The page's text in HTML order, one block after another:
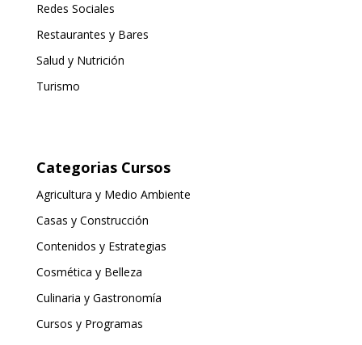
Redes Sociales
Restaurantes y Bares
Salud y Nutrición
Turismo
Categorias Cursos
Agricultura y Medio Ambiente
Casas y Construcción
Contenidos y Estrategias
Cosmética y Belleza
Culinaria y Gastronomía
Cursos y Programas